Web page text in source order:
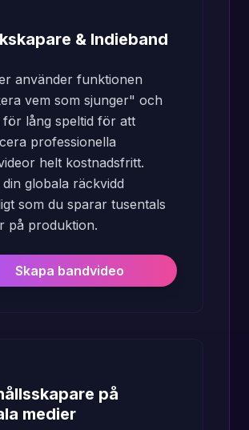
& Indieband
använder funktionen
vem som sjunger" och
för lång speltid för att
professionella
helt kostnadsfritt.
globala räckvidd
som du sparar tusentals
på produktion.
Skapa bandvideo
på
medier